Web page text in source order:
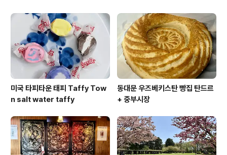
미국 타피타운 태피 Taffy Tow
n salt water taffy
동대문 우즈베키스탄 빵집 탄드르
+ 중부시장